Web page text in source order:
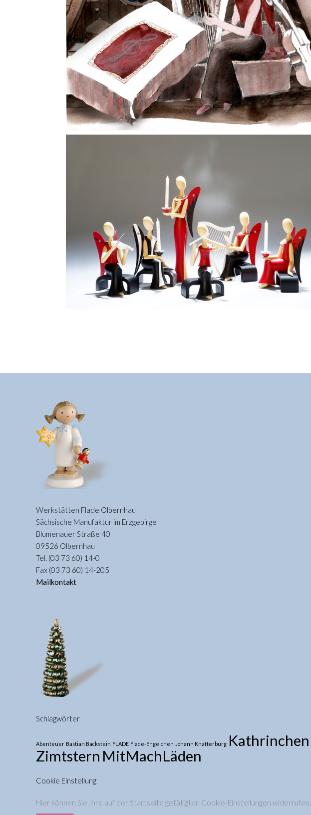
Werkstätten Flade Olbernhau
Sächsische Manufaktur im Erzgebirge
Blumenauer Straße 40
09526 Olbernhau
Tel. (03 73 60) 14-0
Fax (03 73 60) 14-205
Mailkontakt
Schlagwörter
Abenteuer Bastian Backstein FLADE Flade-Engelchen Johann Knatterburg Kathrinchen
Zimtstern MitMachLäden
Cookie Einstellung
Hier können Sie Ihre auf der Startseite getätigten Cookie-Einstellungen widerrufen.